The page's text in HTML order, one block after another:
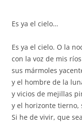
Es ya el cielo…
Es ya el cielo. O la
con la voz de mis
sus mármoles
y el hombre de la
y vicios de mejillas
y el horizonte tierno,
Si he de vivir, que